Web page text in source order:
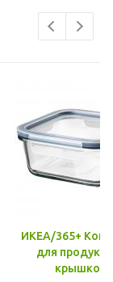
ИКЕА/365+
для
крышкой,